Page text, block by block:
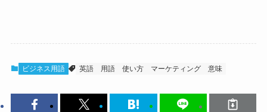
ビジネス用語 英語 用語 使い方 マーケティング 意味